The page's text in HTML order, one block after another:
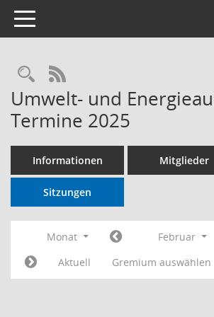
Toggle navigation
RSS-Feed
Umwelt- und
Termine 2025
Informationen Mitglieder
Sitzungen
Monat Februar
Aktuell
Gremium auswählen